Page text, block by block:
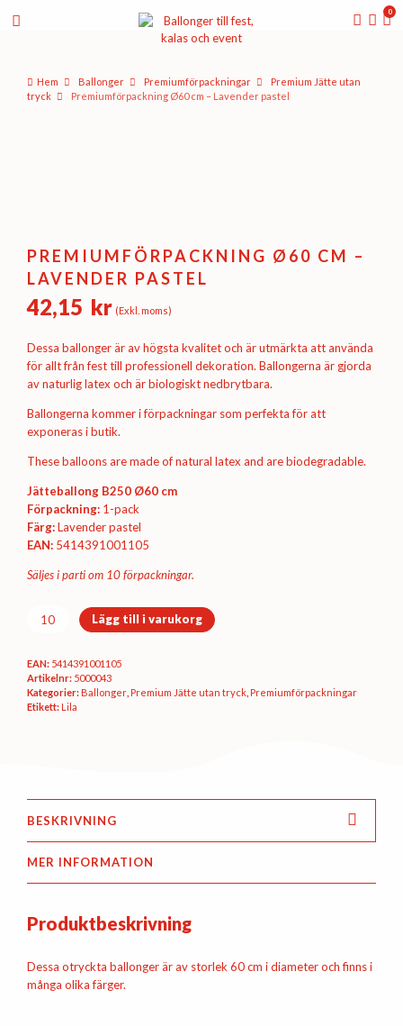
0
Hem Ballonger Premium­förpackningar
Premium Jätte utan
tryck
Premiumförpackning Ø60 cm – Lavender pastel
PREMIUMFÖRPACKNING Ø60 CM –
LAVENDER PASTEL
42,15 kr (Exkl. moms)
Dessa ballonger är av högsta kvalitet och är utmärkta att använda
för allt från fest till professionell dekoration. Ballongerna är gjorda
av naturlig latex och är biologiskt nedbrytbara.
Ballongerna kommer i förpackningar som perfekta för att
exponeras i butik.
These balloons are made of natural latex and are biodegradable.
Jätteballong B250 Ø60 cm
Förpackning:1-pack
Färg:Lavender pastel
EAN:5414391001105
Säljes i parti om 10 förpackningar.
Premiumförpackning
-
Lavender
pastel
Lägg till i varukorg
EAN: 5414391001105
Artikelnr: 5000043
Kategorier: Ballonger, Premium Jätte utan tryck, Premium­förpackningar
Etikett: Lila
BESKRIVNING
MER INFORMATION
Produktbeskrivning
Dessa otryckta ballonger är av storlek 60 cm i diameter och finns i
många olika färger.